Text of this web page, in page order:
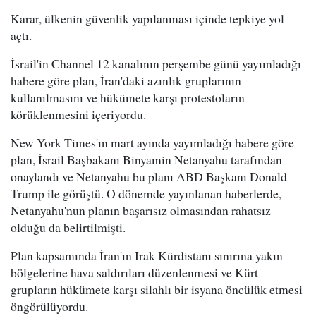
Karar, ülkenin güvenlik yapılanması içinde tepkiye yol
açtı.
İsrail'in Channel 12 kanalının perşembe günü yayımladığı
habere göre plan, İran'daki azınlık gruplarının
kullanılmasını ve hükümete karşı protestoların
körüklenmesini içeriyordu.
New York Times'ın mart ayında yayımladığı habere göre
plan, İsrail Başbakanı Binyamin Netanyahu tarafından
onaylandı ve Netanyahu bu planı ABD Başkanı Donald
Trump ile görüştü. O dönemde yayınlanan haberlerde,
Netanyahu'nun planın başarısız olmasından rahatsız
olduğu da belirtilmişti.
Plan kapsamında İran'ın Irak Kürdistanı sınırına yakın
bölgelerine hava saldırıları düzenlenmesi ve Kürt
grupların hükümete karşı silahlı bir isyana öncülük etmesi
öngörülüyordu.